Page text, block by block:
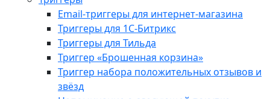
Email-триггеры для интернет-магазина
Триггеры для 1С-Битрикс
Триггеры для Тильда
Триггер «Брошенная корзина»
Триггер набора положительных отзывов и
звёзд